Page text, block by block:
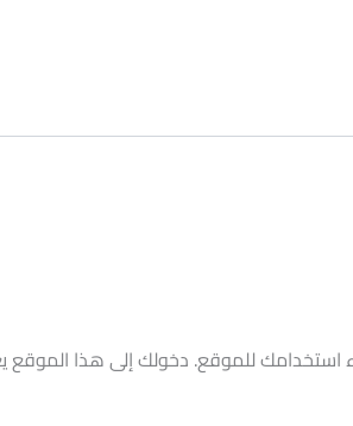
استخدامك للموقع. دخولك إلى هذا